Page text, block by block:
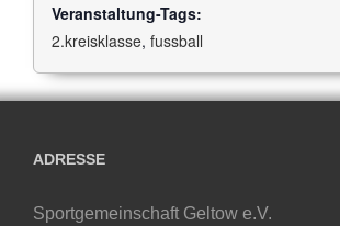
Veranstaltung-Tags:
2.kreisklasse, fussball
ADRESSE
Sportgemeinschaft Geltow e.V.